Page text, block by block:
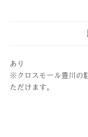
あり
※クロスモール豊川の
ただけます。